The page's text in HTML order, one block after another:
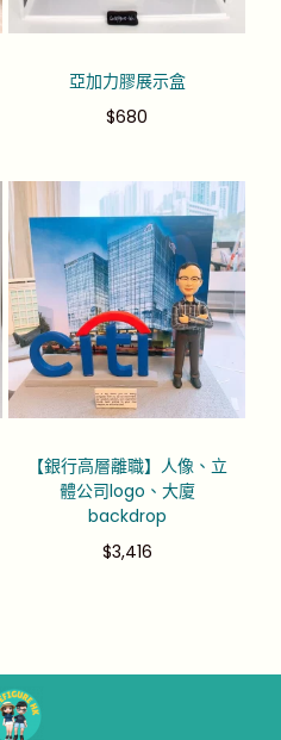
亞加力膠展示盒
$680
【銀行高層離職】人像、立
體公司logo、大廈
backdrop
$3,416